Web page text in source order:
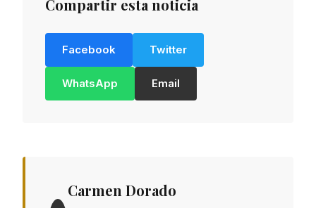
Compartir esta noticia
Facebook Twitter
WhatsApp Email
Carmen Dorado